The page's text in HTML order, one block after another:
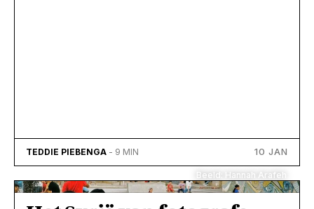
TEDDIE PIEBENGA - 9 MIN 10 JAN
Beeld: Hannah Arafeh